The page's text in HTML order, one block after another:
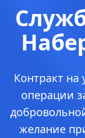
Контракт на
операции
желание